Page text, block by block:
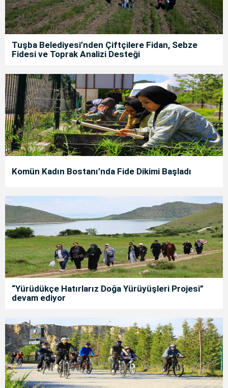
Tuşba Belediyesi’nden Çiftçilere Fidan, Sebze
Fidesi ve Toprak Analizi Desteği
Komün Kadın Bostanı’nda Fide Dikimi Başladı
“Yürüdükçe Hatırlarız Doğa Yürüyüşleri Projesi”
devam ediyor